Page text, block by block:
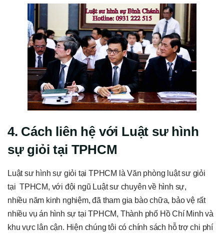
4. Cách liên hệ với Luật sư hình
sự giỏi tại TPHCM
Luật sư hình sự giỏi tại TPHCM là Văn phòng luật sư giỏi
tại TPHCM, với đội ngũ Luật sư chuyên về hình sự,
nhiều năm kinh nghiệm, đã tham gia bào chữa, bảo vệ rất
nhiều vụ án hình sự tại TPHCM, Thành phố Hồ Chí Minh và
khu vực lân cận. Hiện chúng tôi có chính sách hỗ trợ chi phí